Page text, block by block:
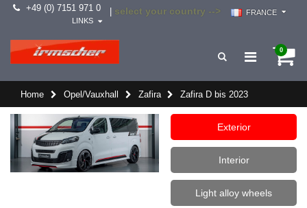
+49 (0) 7151 971 0 select your country -->
FRANCE
LINKS
0
Home Opel/Vauxhall Zafira Zafira D bis 2023
Exterior
Interior
Light alloy wheels